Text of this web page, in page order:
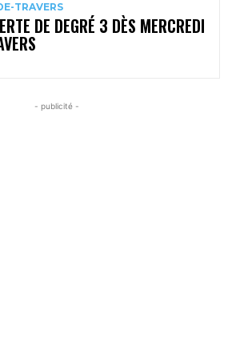
TRAVERS
DE DEGRÉ 3 DÈS MERCREDI
- publicité -